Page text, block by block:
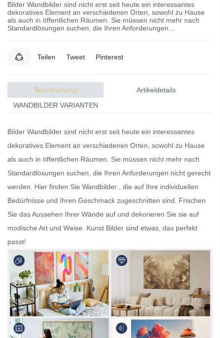
Bilder Wandbilder sind nicht erst seit heute ein interessantes
dekoratives Element an verschiedenen Orten, sowohl zu Hause
als auch in öffentlichen Räumen. Sie müssen nicht mehr nach
Standardlösungen suchen, die Ihren Anforderungen...
Teilen Tweet Pinterest
Beschreibung
Artikeldetails
WANDBILDER VARIANTEN
Bilder Wandbilder sind nicht erst seit heute ein interessantes
dekoratives Element an verschiedenen Orten, sowohl zu Hause
als auch in öffentlichen Räumen. Sie müssen nicht mehr nach
Standardlösungen suchen, die Ihren Anforderungen nicht gerecht
werden. Hier finden Sie Wandbilder , die auf Ihre individuellen
Bedürfnisse und Ihren Geschmack zugeschnitten sind. Frischen
Sie das Aussehen Ihrer Wände auf und dekorieren Sie sie auf
modische Art und Weise. Kunst Bilder sind etwas, das perfekt
passt!